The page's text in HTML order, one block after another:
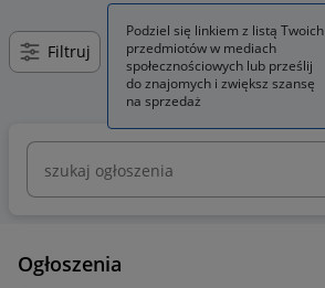
Filtruj
szukaj ogłoszenia
Ogłoszenia
Podziel się linkiem z listą Twoich
przedmiotów w mediach
społecznościowych lub prześlij
do znajomych i zwiększ szansę
na sprzedaż